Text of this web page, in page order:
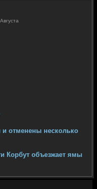
отменены несколько
Корбут объезжает ямы